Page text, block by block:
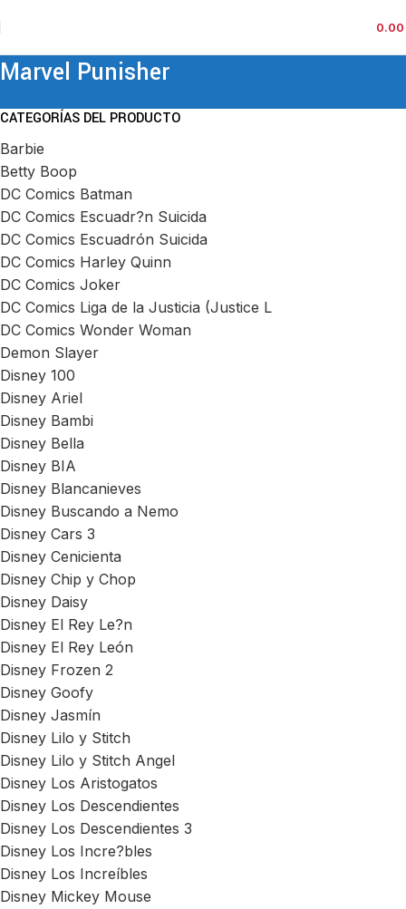
0.00
Marvel Punisher
CATEGORÍAS DEL PRODUCTO
Barbie
Betty Boop
DC Comics Batman
DC Comics Escuadr?n Suicida
DC Comics Escuadrón Suicida
DC Comics Harley Quinn
DC Comics Joker
DC Comics Liga de la Justicia (Justice L
DC Comics Wonder Woman
Demon Slayer
Disney 100
Disney Ariel
Disney Bambi
Disney Bella
Disney BIA
Disney Blancanieves
Disney Buscando a Nemo
Disney Cars 3
Disney Cenicienta
Disney Chip y Chop
Disney Daisy
Disney El Rey Le?n
Disney El Rey León
Disney Frozen 2
Disney Goofy
Disney Jasmín
Disney Lilo y Stitch
Disney Lilo y Stitch Angel
Disney Los Aristogatos
Disney Los Descendientes
Disney Los Descendientes 3
Disney Los Incre?bles
Disney Los Increíbles
Disney Mickey Mouse